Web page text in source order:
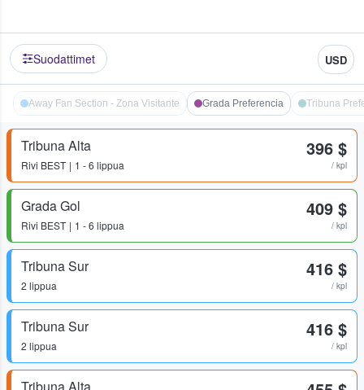
Suodattimet USD
Away Fan Section - Zona Visitante Grada Preferencia Tribuna
Tribuna Alta
Rivi BEST 1 - 6 lippua
396 $
/ kpl
Grada Gol
Rivi BEST 1 - 6 lippua
409 $
/ kpl
Tribuna Sur
2 lippua
416 $
/ kpl
Tribuna Sur
2 lippua
416 $
/ kpl